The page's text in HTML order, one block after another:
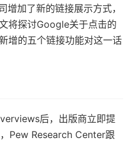
加了新的链接展示方式，
将探讨Google关于点击的
增的五个链接功能对这一话
后，出版商立即提
Pew Research Center跟